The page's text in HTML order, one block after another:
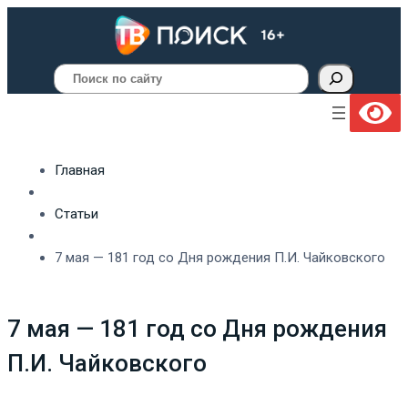
Поиск
Главная
Статьи
7 мая — 181 год со Дня рождения П.И. Чайковского
7 мая — 181 год со Дня рождения
П.И. Чайковского